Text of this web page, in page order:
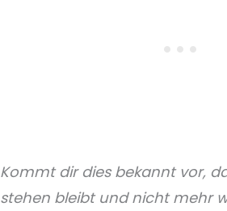
Kommt dir dies bekannt vor,
stehen bleibt und nicht mehr